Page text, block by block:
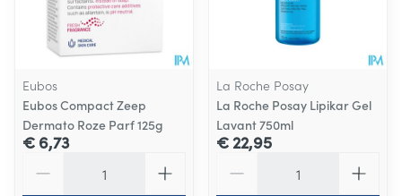
Eubos
Eubos Compact Zeep
Dermato Roze Parf 125g
€ 6,73
La Roche Posay
La Roche Posay Lipikar Gel
Lavant 750ml
€ 22,95